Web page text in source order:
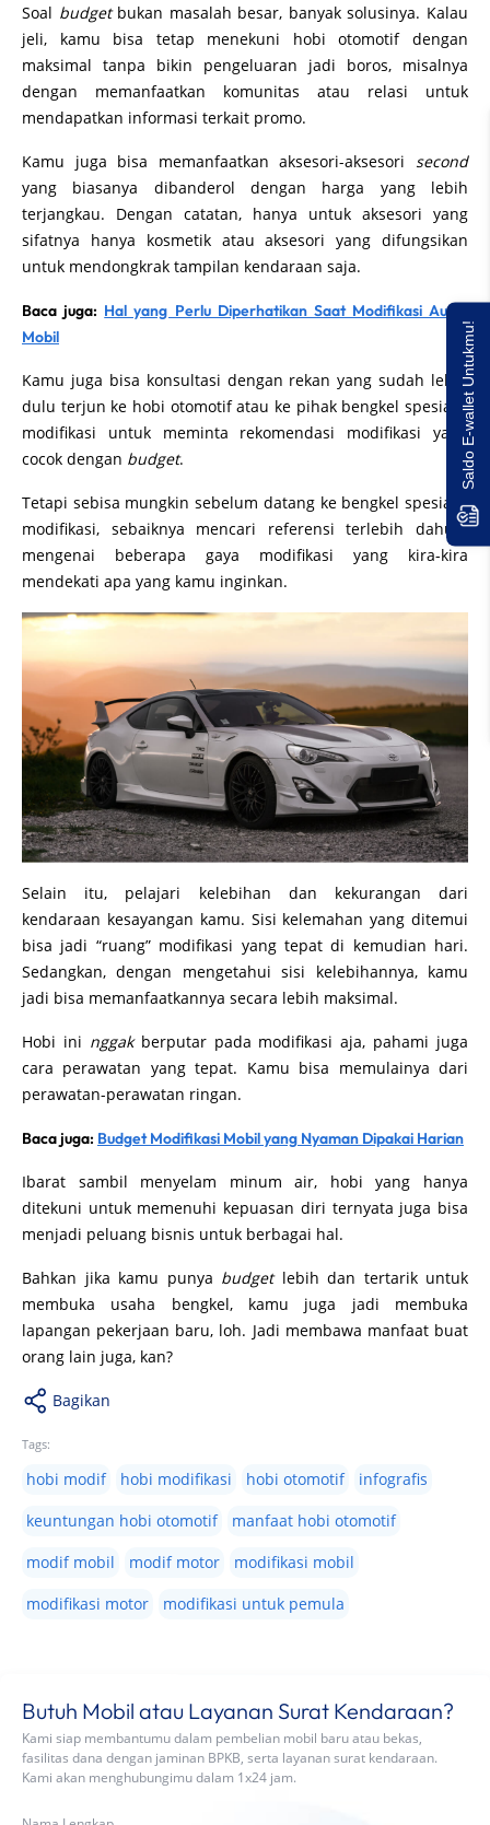
Soal budgetbukan masalah besar, banyak solusinya. Kalau
jeli, kamu bisa tetap menekuni hobi otomotif dengan
maksimal tanpa bikin pengeluaran jadi boros, misalnya
dengan memanfaatkan komunitas atau relasi untuk
mendapatkan informasi terkait promo.
Kamu juga bisa memanfaatkan aksesori-aksesori second
yang biasanya dibanderol dengan harga yang lebih
terjangkau. Dengan catatan, hanya untuk aksesori yang
sifatnya hanya kosmetik atau aksesori yang difungsikan
untuk mendongkrak tampilan kendaraan saja.
Baca juga: Hal yang Perlu Diperhatikan Saat Modifikasi Audio
Mobil
Kamu juga bisa konsultasi dengan rekan yang sudah lebih
dulu terjun ke hobi otomotif atau ke pihak bengkel spesialis
modifikasi untuk meminta rekomendasi modifikasi yang
cocok dengan budget.
Tetapi sebisa mungkin sebelum datang ke bengkel spesialis
modifikasi, sebaiknya mencari referensi terlebih dahulu
mengenai beberapa gaya modifikasi yang kira-kira
mendekati apa yang kamu inginkan.
Selain itu, pelajari kelebihan dan kekurangan dari
kendaraan kesayangan kamu. Sisi kelemahan yang ditemui
bisa jadi “ruang” modifikasi yang tepat di kemudian hari.
Sedangkan, dengan mengetahui sisi kelebihannya, kamu
jadi bisa memanfaatkannya secara lebih maksimal.
Hobi ini nggakberputar pada modifikasi aja, pahami juga
cara perawatan yang tepat. Kamu bisa memulainya dari
perawatan-perawatan ringan.
Baca juga: Budget Modifikasi Mobil yang Nyaman Dipakai Harian
Ibarat sambil menyelam minum air, hobi yang hanya
ditekuni untuk memenuhi kepuasan diri ternyata juga bisa
menjadi peluang bisnis untuk berbagai hal.
Bahkan jika kamu punya budget lebih dan tertarik untuk
membuka usaha bengkel, kamu juga jadi membuka
lapangan pekerjaan baru, loh. Jadi membawa manfaat buat
orang lain juga, kan?
Bagikan
Tags:
hobi modif hobi modifikasi hobi otomotif
infografis
keuntungan hobi otomotif
manfaat hobi otomotif
modif mobil
modif motor
modifikasi mobil
modifikasi motor
modifikasi untuk pemula
Butuh Mobil atau Layanan Surat Kendaraan?
Kami siap membantumu dalam pembelian mobil baru atau bekas,
fasilitas dana dengan jaminan BPKB, serta layanan surat kendaraan.
Kami akan menghubungimu dalam 1x24 jam.
Saldo E-wallet Untukmu!